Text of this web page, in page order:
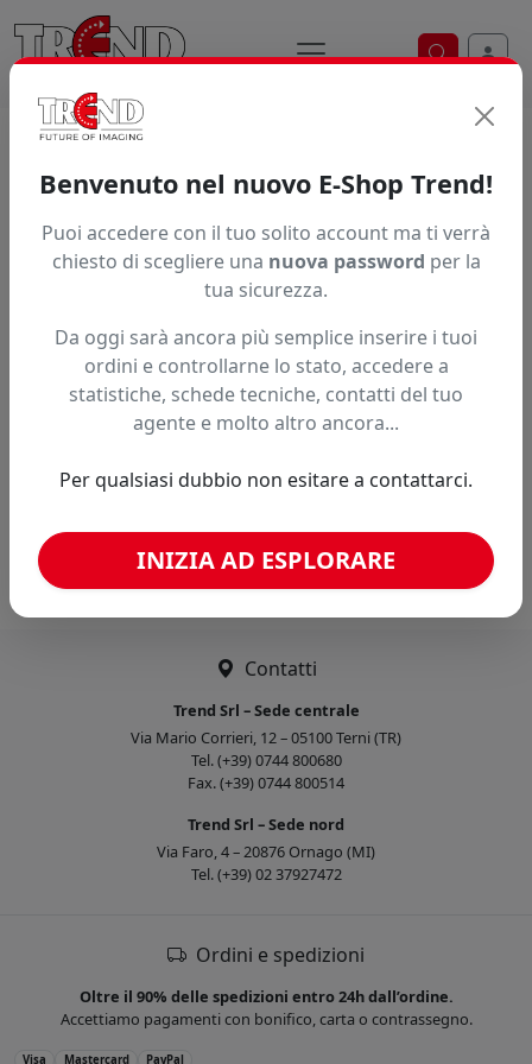
Ricerca
Articolo non trovato.
Hai trovato questo prodotto ad un prezzo più basso?
Fai una segnalazione
Confronta con articoli simili
Caricamento confronto...
Contatti
Trend Srl – Sede centrale
Via Mario Corrieri, 12 – 05100 Terni (TR)
Tel. (+39) 0744 800680
Fax. (+39) 0744 800514
Trend Srl – Sede nord
Via Faro, 4 – 20876 Ornago (MI)
Tel. (+39) 02 37927472
Ordini e spedizioni
Oltre il 90% delle spedizioni entro 24h dall’ordine.
Accettiamo pagamenti con bonifico, carta o contrassegno.
Visa Mastercard PayPal
Benvenuto nel nuovo E-Shop Trend!
Puoi accedere con il tuo solito account ma ti verrà
chiesto di scegliere una nuova password per la
tua sicurezza.
Da oggi sarà ancora più semplice inserire i tuoi
ordini e controllarne lo stato, accedere a
statistiche, schede tecniche, contatti del tuo
agente e molto altro ancora...
Per qualsiasi dubbio non esitare a contattarci.
INIZIA AD ESPLORARE